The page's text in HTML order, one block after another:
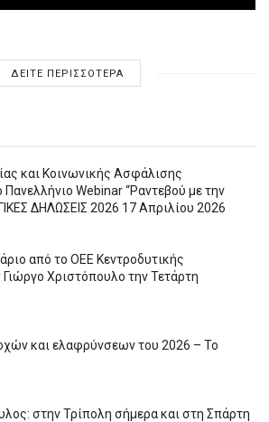
ΔΕΙΤΕ ΠΕΡΙΣΣΟΤΕΡΑ
και Κοινωνικής Ασφάλισης
Webinar “Ραντεβού με την
ΔΗΛΩΣΕΙΣ 2026 17 Απριλίου 2026
από το ΟΕΕ Κεντροδυτικής
Χριστόπουλο την Τετάρτη
και ελαφρύνσεων του 2026 – Το
στην Τρίπολη σήμερα και στη Σπάρτη